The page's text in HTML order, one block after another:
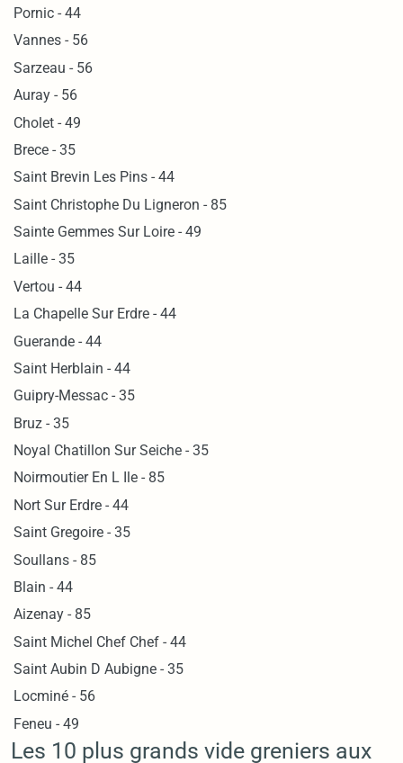
Pornic - 44
Vannes - 56
Sarzeau - 56
Auray - 56
Cholet - 49
Brece - 35
Saint Brevin Les Pins - 44
Saint Christophe Du Ligneron - 85
Sainte Gemmes Sur Loire - 49
Laille - 35
Vertou - 44
La Chapelle Sur Erdre - 44
Guerande - 44
Saint Herblain - 44
Guipry-Messac - 35
Bruz - 35
Noyal Chatillon Sur Seiche - 35
Noirmoutier En L Ile - 85
Nort Sur Erdre - 44
Saint Gregoire - 35
Soullans - 85
Blain - 44
Aizenay - 85
Saint Michel Chef Chef - 44
Saint Aubin D Aubigne - 35
Locminé - 56
Feneu - 49
Les 10 plus grands vide greniers aux